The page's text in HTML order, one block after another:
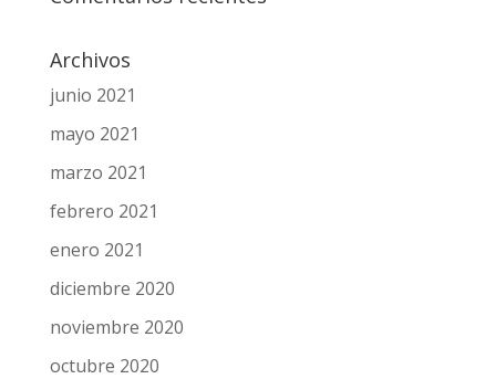
Archivos
junio 2021
mayo 2021
marzo 2021
febrero 2021
enero 2021
diciembre 2020
noviembre 2020
octubre 2020